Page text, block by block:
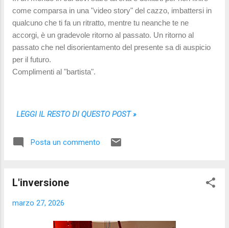
come comparsa in una "video story" del cazzo, imbattersi in
qualcuno che ti fa un ritratto, mentre tu neanche te ne
accorgi, è un gradevole ritorno al passato. Un ritorno al
passato che nel disorientamento del presente sa di auspicio
per il futuro.
Complimenti al "bartista".
LEGGI IL RESTO DI QUESTO POST »
Posta un commento
L'inversione
marzo 27, 2026